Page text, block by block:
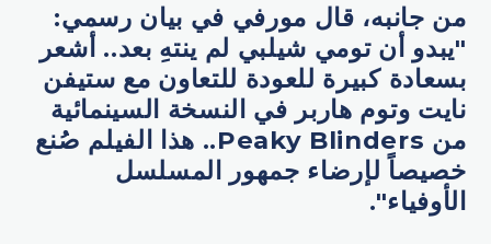
من جانبه، قال مورفي في بيان رسمي:
"يبدو أن تومي شيلبي لم ينتهِ بعد.. أشعر
بسعادة كبيرة للعودة للتعاون مع ستيفن
نايت وتوم هاربر في النسخة السينمائية
من Peaky Blinders.. هذا الفيلم صُنع
خصيصاً لإرضاء جمهور المسلسل
الأوفياء".